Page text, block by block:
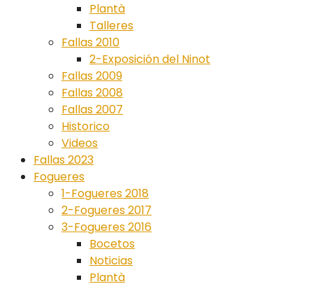
Plantà
Talleres
Fallas 2010
2-Exposición del Ninot
Fallas 2009
Fallas 2008
Fallas 2007
Historico
Videos
Fallas 2023
Fogueres
1-Fogueres 2018
2-Fogueres 2017
3-Fogueres 2016
Bocetos
Noticias
Plantà